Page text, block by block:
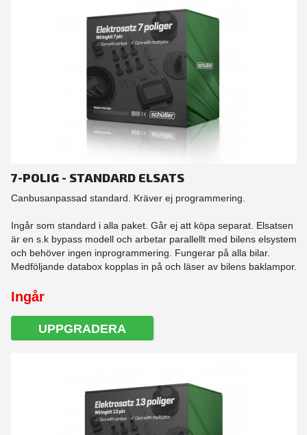
7-POLIG - STANDARD ELSATS
Canbusanpassad standard. Kräver ej programmering.
Ingår som standard i alla paket. Går ej att köpa separat. Elsatsen
är en s.k bypass modell och arbetar parallellt med bilens elsystem
och behöver ingen inprogrammering. Fungerar på alla bilar.
Medföljande databox kopplas in på och läser av bilens baklampor.
Ingår
UPPGRADERA